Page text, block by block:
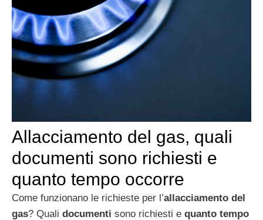
Allacciamento del gas, quali
documenti sono richiesti e
quanto tempo occorre
Come funzionano le richieste per l’allacciamento del
gas? Quali documenti sono richiesti e quanto tempo